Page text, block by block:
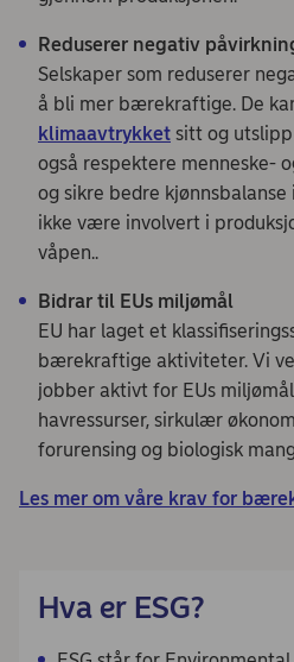
Reduserer negativ
Selskaper som reduserer
å bli mer bærekraftige. De
klimaavtrykket sitt og utslipp
også respektere menneske-
og sikre bedre
ikke være involvert i
våpen..
Bidrar til EUs miljømål
EU har laget et
bærekraftige aktiviteter. Vi
jobber aktivt for EUs
havressurser, sirkulær
forurensing og biologisk
Les mer om våre krav for
Hva er ESG?